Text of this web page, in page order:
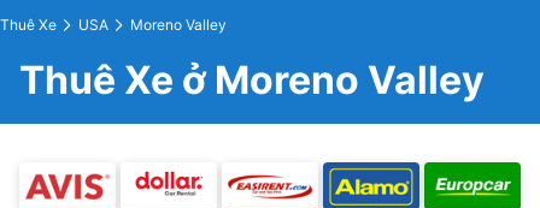
Thuê Xe USA Moreno Valley
Thuê Xe ở Moreno Valley